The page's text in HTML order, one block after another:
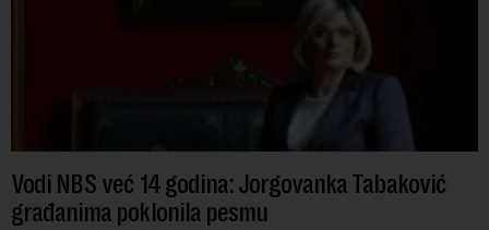
Vodi NBS već 14 godina: Jorgovanka Tabaković
građanima poklonila pesmu